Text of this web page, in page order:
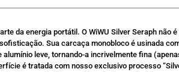
da energia portátil. O WiWU Silver Seraph não
Sua carcaça monobloco é usinada
alumínio leve, tornando-a incrivelmente fina
é tratada com nosso exclusivo processo